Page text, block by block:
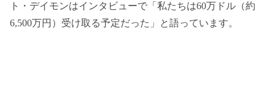
ト・デイモンはインタビューで「私たちは60万ドル（約
6,500万円）受け取る予定だった」と語っています。